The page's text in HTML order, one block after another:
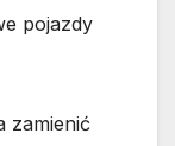
pojazdy
zamienić